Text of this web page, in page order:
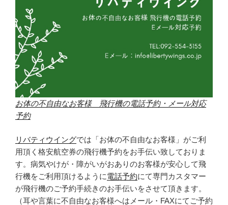
お体の不自由なお客様 飛行機の電話予約・メール対応
予約
リバティウイングでは「お体の不自由なお客様」がご利
用頂く格安航空券の飛行機予約をお手伝い致しておりま
す。病気やけが・障がいがおありのお客様が安心して飛
行機をご利用頂けるように電話予約にて専門カスタマー
が飛行機のご予約手続きのお手伝いをさせて頂きます。
（耳や言葉に不自由なお客様へはメール・FAXにてご予約